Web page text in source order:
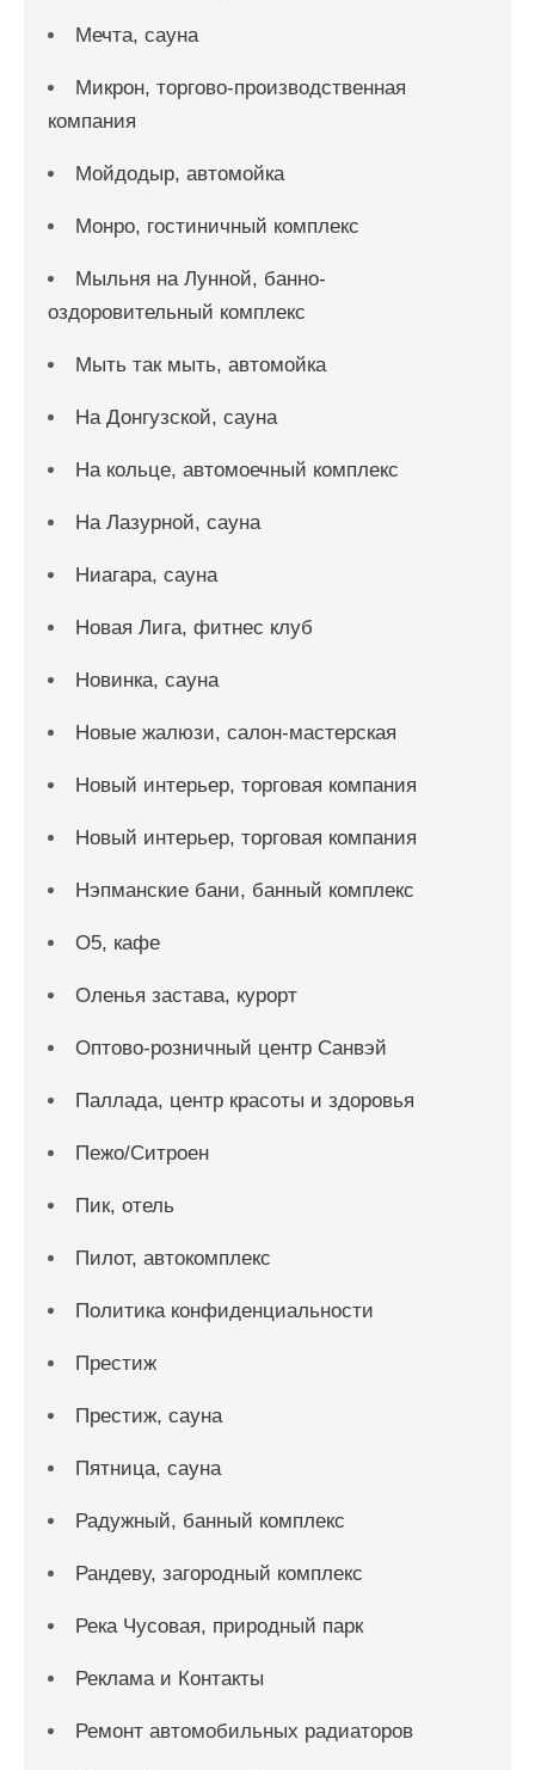
Мечта, сауна
Микрон, торгово-производственная
компания
Мойдодыр, автомойка
Монро, гостиничный комплекс
Мыльня на Лунной, банно-
оздоровительный комплекс
Мыть так мыть, автомойка
На Донгузской, сауна
На кольце, автомоечный комплекс
На Лазурной, сауна
Ниагара, сауна
Новая Лига, фитнес клуб
Новинка, сауна
Новые жалюзи, салон-мастерская
Новый интерьер, торговая компания
Новый интерьер, торговая компания
Нэпманские бани, банный комплекс
О5, кафе
Оленья застава, курорт
Оптово-розничный центр Санвэй
Паллада, центр красоты и здоровья
Пежо/Ситроен
Пик, отель
Пилот, автокомплекс
Политика конфиденциальности
Престиж
Престиж, сауна
Пятница, сауна
Радужный, банный комплекс
Рандеву, загородный комплекс
Река Чусовая, природный парк
Реклама и Контакты
Ремонт автомобильных радиаторов